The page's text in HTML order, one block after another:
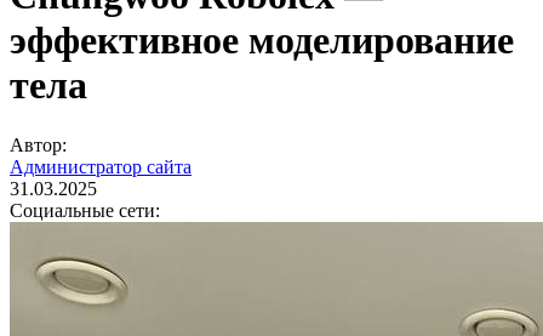
эффективное моделирование
тела
Автор:
Администратор сайта
31.03.2025
Социальные сети: